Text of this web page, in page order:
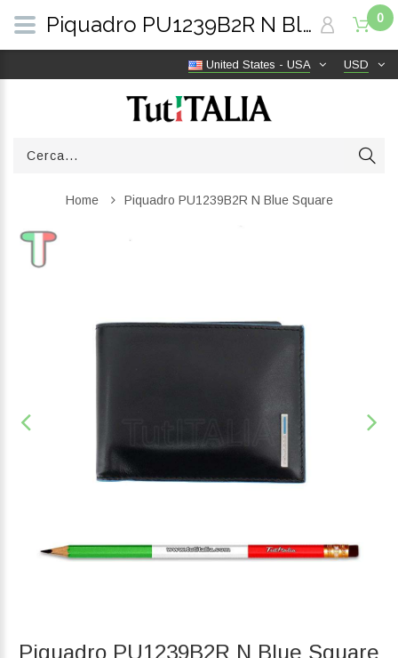
USD
United States - USA
0
Home Piquadro PU1239B2R N Blue Square
Piquadro PU1239B2R N Blue Square
Piquadro PU1239B2R N Blue Square | TutITALIA